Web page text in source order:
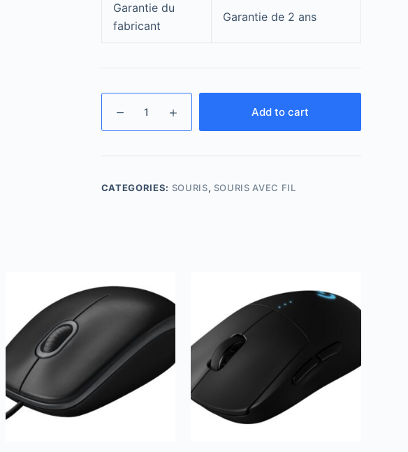
Garantie du
fabricant
Garantie de 2 ans
Add to cart
CATEGORIES: SOURIS, SOURIS AVEC FIL